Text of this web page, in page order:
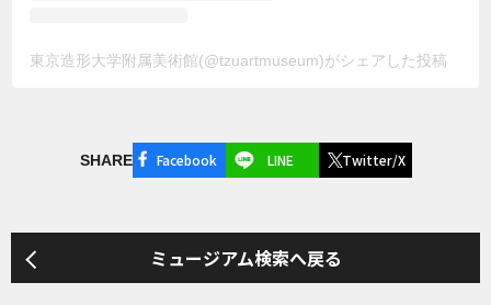
東京造形大学附属美術館(@tzuartmuseum)がシェアした投稿
SHARE Facebook LINE Twitter/X
ミュージアム検索へ戻る